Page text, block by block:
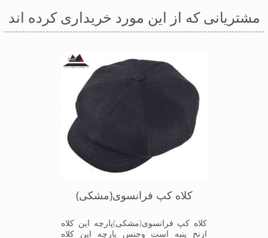
مشتریانی که از این مورد خریداری کرده اند
کلاه کپ فرانسوی(مشکی)
کلاه کپ فرانسوی(مشکی)پارچه این کلاه
ازنخ پنبه است وجنس پارچه این کلاه